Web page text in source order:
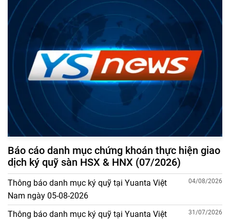
Báo cáo danh mục chứng khoán thực hiện giao
dịch ký quỹ sàn HSX & HNX (07/2026)
Thông báo danh mục ký quỹ tại Yuanta Việt
Nam ngày 05-08-2026
04/08/2026
Thông báo danh mục ký quỹ tại Yuanta Việt
31/07/2026